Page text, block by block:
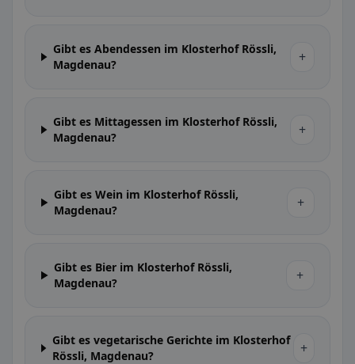
Gibt es Abendessen im Klosterhof Rössli,
Magdenau?
+
Gibt es Mittagessen im Klosterhof Rössli,
Magdenau?
+
Gibt es Wein im Klosterhof Rössli,
Magdenau?
+
Gibt es Bier im Klosterhof Rössli,
Magdenau?
+
Gibt es vegetarische Gerichte im Klosterhof
Rössli, Magdenau?
+